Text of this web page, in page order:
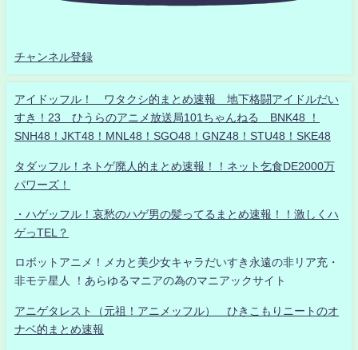
チャンネル登録
アイドッフル！ ワタクシ的まとめ速報 地下格闘アイドルだい
すき！23 ひうらのアニメ放送局101ちゃんねる BNK48 ！
SNH48！JKT48！MNL48！SGO48！GNZ48！STU48！SKE48
タダッフル！ネトゲ廃人的まとめ速報！！ネット乞食DE2000万
パワーズ！
・ハゲッフル！哀愁のハゲ男の髪ってるまとめ速報！！激しくハ
ゲっTEL？
ロボットアニメ！メカと美少女キャラだいすき永遠の非リア充・
非モテ星人 ！あらゆるマニアの為のマニアックサイト
アニゲタレスト（元祖！アニメッフル） ひきこもりニートのオ
ナベ的まとめ速報